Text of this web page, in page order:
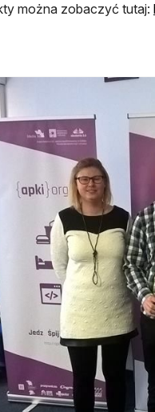
można zobaczyć tutaj: